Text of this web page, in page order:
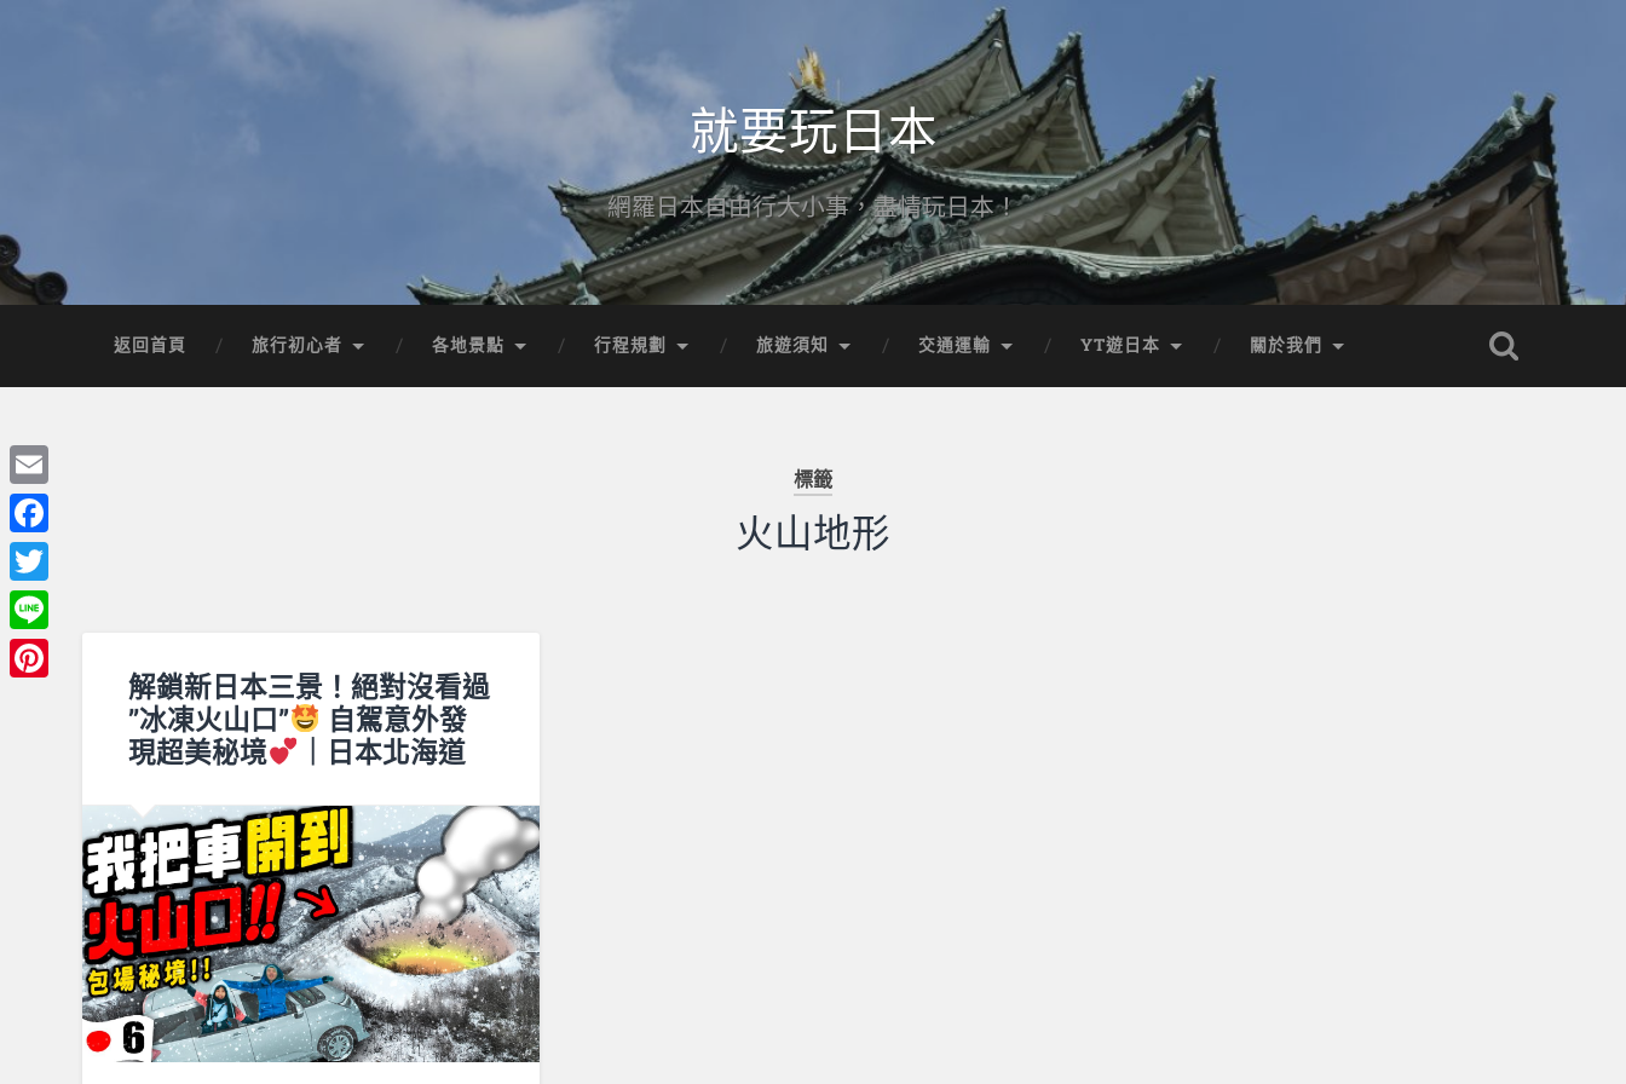
就要玩日本
網羅日本自由行大小事，盡情玩日本！
返回首頁 旅行初心者 各地景點 行程規劃 旅遊須知 交通運輸 YT遊日本 關於我們
標籤
火山地形
解鎖新日本三景！絕對沒看過
’’冰凍火山口”
自駕意外發
現超美秘境
｜日本北海道
Email
Facebook
Twitter
Line